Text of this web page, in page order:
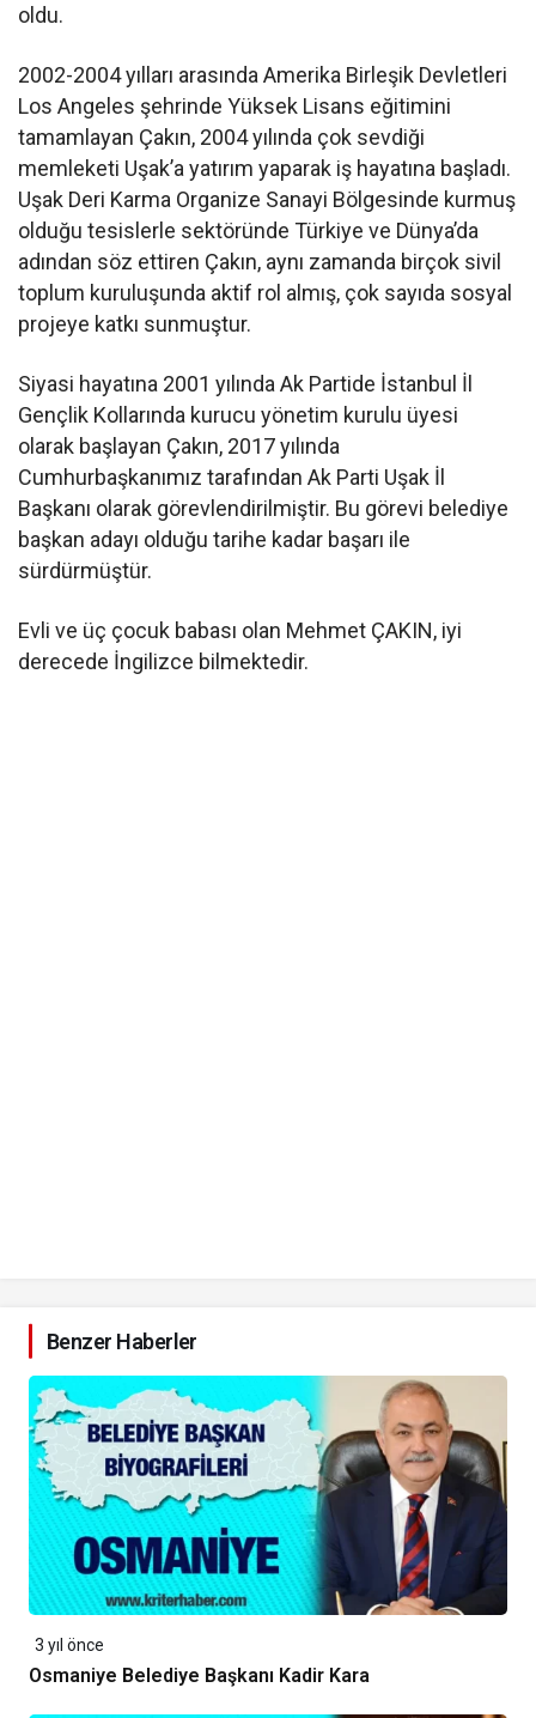
oldu.
2002-2004 yılları arasında Amerika Birleşik Devletleri
Los Angeles şehrinde Yüksek Lisans eğitimini
tamamlayan Çakın, 2004 yılında çok sevdiği
memleketi Uşak’a yatırım yaparak iş hayatına başladı.
Uşak Deri Karma Organize Sanayi Bölgesinde kurmuş
olduğu tesislerle sektöründe Türkiye ve Dünya’da
adından söz ettiren Çakın, aynı zamanda birçok sivil
toplum kuruluşunda aktif rol almış, çok sayıda sosyal
projeye katkı sunmuştur.
Siyasi hayatına 2001 yılında Ak Partide İstanbul İl
Gençlik Kollarında kurucu yönetim kurulu üyesi
olarak başlayan Çakın, 2017 yılında
Cumhurbaşkanımız tarafından Ak Parti Uşak İl
Başkanı olarak görevlendirilmiştir. Bu görevi belediye
başkan adayı olduğu tarihe kadar başarı ile
sürdürmüştür.
Evli ve üç çocuk babası olan Mehmet ÇAKIN, iyi
derecede İngilizce bilmektedir.
Benzer Haberler
3 yıl önce
Osmaniye Belediye Başkanı Kadir Kara